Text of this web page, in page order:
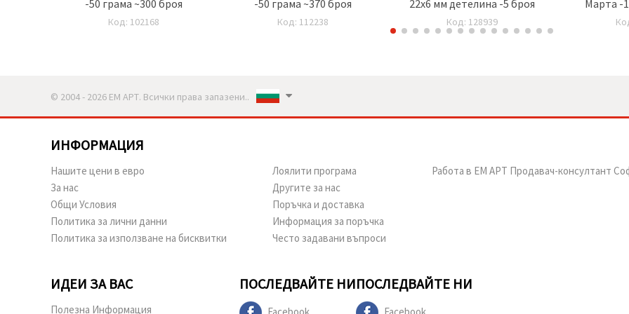
-50 грама ~300 броя
Код: 102168
-50 грама ~370 броя
Код: 112238
22x6 мм детелина -5 броя
Код: 128939
Марта -
© 2004 - 2026 ЕМ АРТ. Всички права запазени..
ИНФОРМАЦИЯ
Нашите цени в евро
За нас
Общи Условия
Политика за лични данни
Политика за използване на бисквитки
Лоялити програма
Другите за нас
Поръчка и доставка
Информация за поръчка
Често задавани въпроси
Работа в ЕМ АРТ Продавач-консултант
ИДЕИ ЗА ВАС
Полезна Информация
ПОСЛЕДВАЙТЕ НИ
Facebook
ПОСЛЕДВАЙТЕ НИ
Facebook